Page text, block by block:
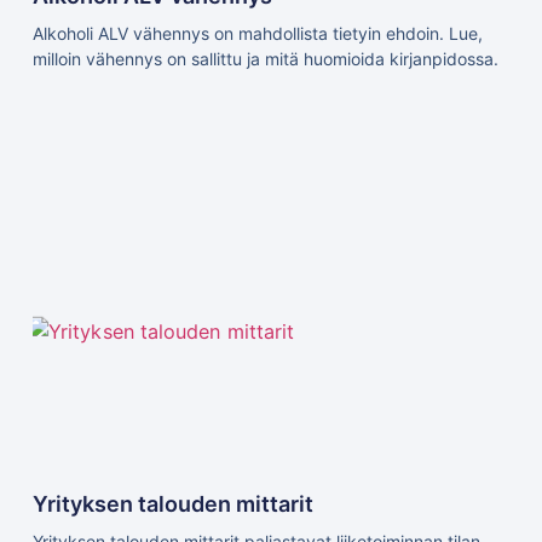
Alkoholi ALV vähennys on mahdollista tietyin ehdoin. Lue,
milloin vähennys on sallittu ja mitä huomioida kirjanpidossa.
Yrityksen talouden mittarit